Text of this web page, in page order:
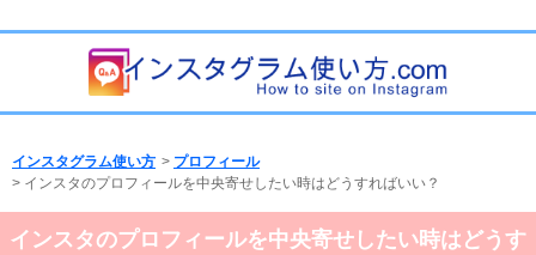
インスタグラム使い方 > プロフィール
> インスタのプロフィールを中央寄せしたい時はどうすればいい？
インスタのプロフィールを中央寄せしたい時はどうす